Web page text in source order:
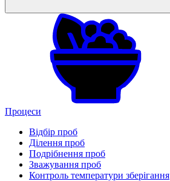
Процеси
Відбір проб
Ділення проб
Подрібнення проб
Зважування проб
Контроль температури зберігання